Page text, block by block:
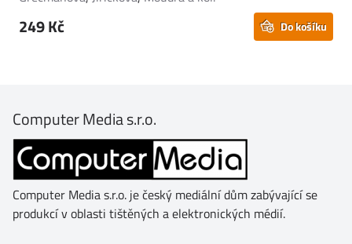
249 Kč Do košíku
Computer Media s.r.o.
Computer Media s.r.o. je český mediální dům zabývající se
produkcí v oblasti tištěných a elektronických médií.